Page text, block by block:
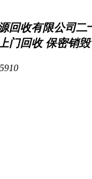
回收有限公司二
上门回收 保密销